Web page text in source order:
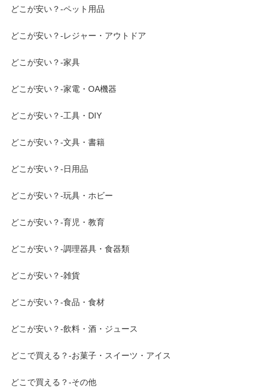
どこが安い？-ペット用品
どこが安い？-レジャー・アウトドア
どこが安い？-家具
どこが安い？-家電・OA機器
どこが安い？-工具・DIY
どこが安い？-文具・書籍
どこが安い？-日用品
どこが安い？-玩具・ホビー
どこが安い？-育児・教育
どこが安い？-調理器具・食器類
どこが安い？-雑貨
どこが安い？-食品・食材
どこが安い？-飲料・酒・ジュース
どこで買える？-お菓子・スイーツ・アイス
どこで買える？-その他